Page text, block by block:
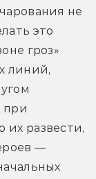
не
это
гроз»
линий,
при
их развести,
—